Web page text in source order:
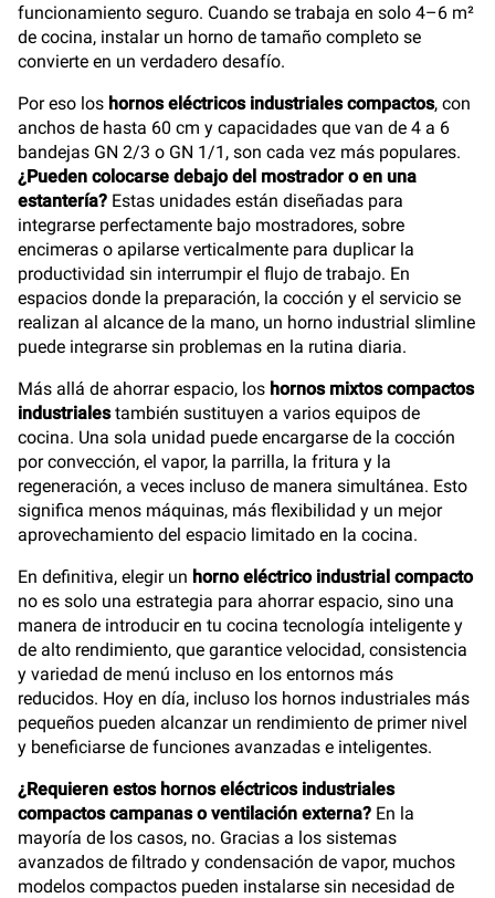
funcionamiento seguro. Cuando se trabaja en solo 4–6 m²
de cocina, instalar un horno de tamaño completo se
convierte en un verdadero desafío.
Por eso los hornos eléctricos industriales compactos, con
anchos de hasta 60 cm y capacidades que van de 4 a 6
bandejas GN 2/3 o GN 1/1, son cada vez más populares.
¿Pueden colocarse debajo del mostrador o en una
estantería? Estas unidades están diseñadas para
integrarse perfectamente bajo mostradores, sobre
encimeras o apilarse verticalmente para duplicar la
productividad sin interrumpir el flujo de trabajo. En
espacios donde la preparación, la cocción y el servicio se
realizan al alcance de la mano, un horno industrial slimline
puede integrarse sin problemas en la rutina diaria.
Más allá de ahorrar espacio, los hornos mixtos compactos
industrialestambién sustituyen a varios equipos de
cocina. Una sola unidad puede encargarse de la cocción
por convección, el vapor, la parrilla, la fritura y la
regeneración, a veces incluso de manera simultánea. Esto
significa menos máquinas, más flexibilidad y un mejor
aprovechamiento del espacio limitado en la cocina.
En definitiva, elegir un horno eléctrico industrial compacto
no es solo una estrategia para ahorrar espacio, sino una
manera de introducir en tu cocina tecnología inteligente y
de alto rendimiento, que garantice velocidad, consistencia
y variedad de menú incluso en los entornos más
reducidos. Hoy en día, incluso los hornos industriales más
pequeños pueden alcanzar un rendimiento de primer nivel
y beneficiarse de funciones avanzadas e inteligentes.
¿Requieren estos hornos eléctricos industriales
compactos campanas o ventilación externa? En la
mayoría de los casos, no. Gracias a los sistemas
avanzados de filtrado y condensación de vapor, muchos
modelos compactos pueden instalarse sin necesidad de